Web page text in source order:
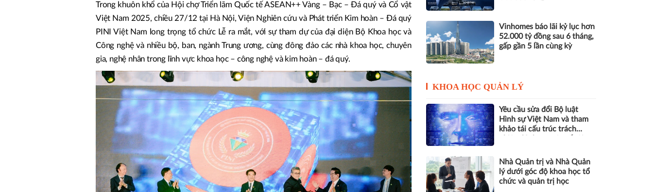
Trong khuôn khổ của Hội chợ Triển lãm Quốc tế ASEAN++ Vàng – Bạc – Đá quý và Cổ vật
Việt Nam 2025, chiều 27/12 tại Hà Nội, Viện Nghiên cứu và Phát triển Kim hoàn – Đá quý
PINI Việt Nam long trọng tổ chức Lễ ra mắt, với sự tham dự của đại diện Bộ Khoa học và
Công nghệ và nhiều bộ, ban, ngành Trung ương, cùng đông đảo các nhà khoa học, chuyên
gia, nghệ nhân trong lĩnh vực khoa học – công nghệ và kim hoàn – đá quý.
Vinhomes báo lãi kỷ lục hơn
52.000 tỷ đồng sau 6 tháng,
gấp gần 5 lần cùng kỳ
KHOA HỌC QUẢN LÝ
Yêu cầu sửa đổi Bộ luật
Hình sự Việt Nam và tham
khảo tái cấu trúc trách
nhân tạo
Nhà Quản trị và Nhà Quản
lý dưới góc độ khoa học tổ
chức và quản trị học